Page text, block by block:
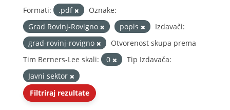
Formati: .pdf
Oznake:
Grad Rovinj-Rovigno
popis
Izdavači:
grad-rovinj-rovigno
Otvorenost skupa prema
Tim Berners-Lee skali:
0
Tip Izdavača:
Javni sektor
Filtriraj rezultate